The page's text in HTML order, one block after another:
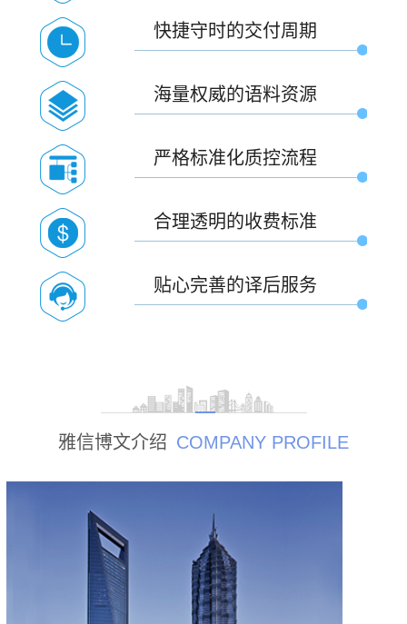
快捷守时的交付周期
海量权威的语料资源
严格标准化质控流程
合理透明的收费标准
贴心完善的译后服务
雅信博文介绍 COMPANY PROFILE